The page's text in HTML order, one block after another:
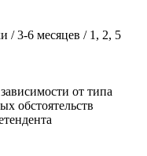
/ 3-6 месяцев / 1, 2, 5
от типа
обстоятельств